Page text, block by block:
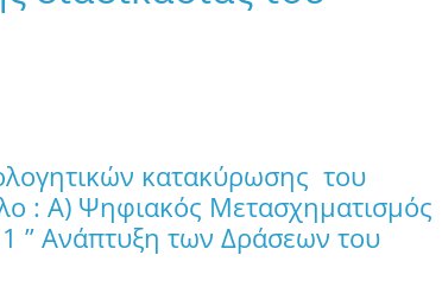
κατακύρωσης του
: Α) Ψηφιακός Μετασχηματισμός
” Ανάπτυξη των Δράσεων του